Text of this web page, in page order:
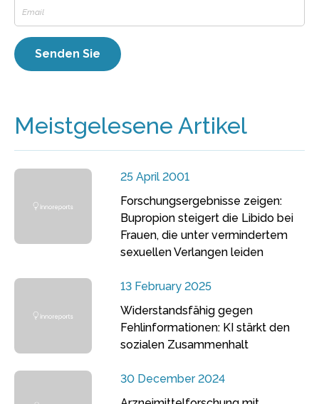
Meistgelesene Artikel
25 April 2001
Forschungsergebnisse zeigen:
Bupropion steigert die Libido bei
Frauen, die unter vermindertem
sexuellen Verlangen leiden
13 February 2025
Widerstandsfähig gegen
Fehlinformationen: KI stärkt den
sozialen Zusammenhalt
30 December 2024